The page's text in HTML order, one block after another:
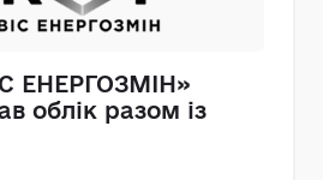
ЕНЕРГОЗМІН»
облік разом із